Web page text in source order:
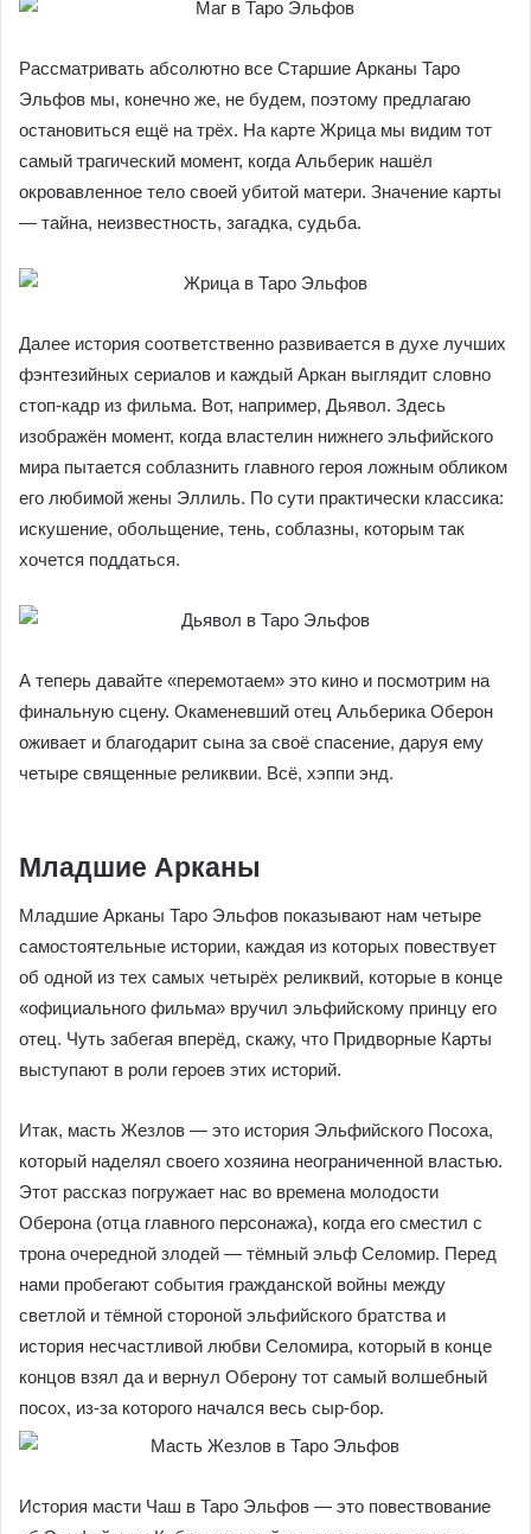
нашего Мага. Если присмотреться повнимательнее,
Рассматривать абсолютно все Старшие Арканы Таро
Эльфов мы, конечно же, не будем, поэтому предлагаю
остановиться ещё на трёх. На карте Жрица мы видим тот
Далее история соответственно развивается в духе
лучших фэнтезийных сериалов и каждый Аркан
выглядит словно стоп-кадр из фильма. Вот, например,
Дьявол. Здесь изображён момент, когда властелин
нижнего эльфийского мира пытается соблазнить главного
финальную сцену. Окаменевший отец Альберика Оберон
оживает и благодарит сына за своё спасение, даруя ему
четыре священные реликвии. Всё, хэппи энд.
Младшие Арканы
Младшие Арканы Таро Эльфов показывают нам четыре
повествует об одной из тех самых четырёх реликвий,
которые в конце «официального фильма» вручил
эльфийскому принцу его отец. Чуть забегая вперёд,
скажу, что Придворные Карты выступают в роли героев
этих историй.
Итак, масть Жезлов — это история Эльфийского Посоха,
который наделял своего хозяина неограниченной
властью. Этот рассказ погружает нас во времена
молодости Оберона (отца главного персонажа), когда его
сместил с трона очередной злодей — тёмный эльф
войны между светлой и тёмной стороной эльфийского